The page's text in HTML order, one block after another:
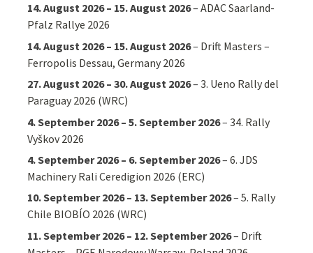
14. August 2026– 15. August 2026–ADAC Saarland-
Pfalz Rallye 2026
14. August 2026– 15. August 2026– Drift Masters –
Ferropolis Dessau, Germany 2026
27. August 2026– 30. August 2026–3. Ueno Rally del
Paraguay 2026 (WRC)
4. September 2026– 5. September 2026–34. Rally
Vyškov 2026
4. September 2026– 6. September 2026–6. JDS
Machinery Rali Ceredigion 2026 (ERC)
10. September 2026– 13. September 2026–5. Rally
Chile BIOBÍO 2026 (WRC)
11. September 2026– 12. September 2026– Drift